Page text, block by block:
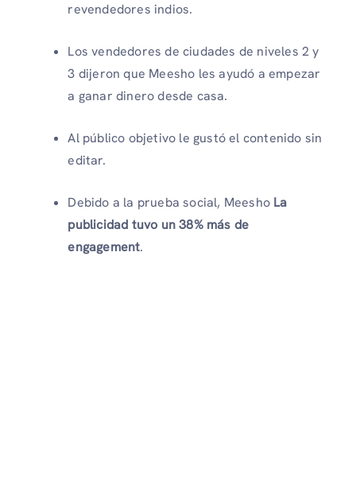
revendedores indios.
Los vendedores de ciudades de niveles 2 y
3 dijeron que Meesho les ayudó a empezar
a ganar dinero desde casa.
Al público objetivo le gustó el contenido sin
editar.
Debido a la prueba social, Meesho La
publicidad tuvo un 38% más de
engagement.